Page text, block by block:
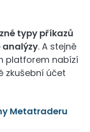
typy příkazů
. A stejně
platforem nabízí
zkušební účet
Metatraderu